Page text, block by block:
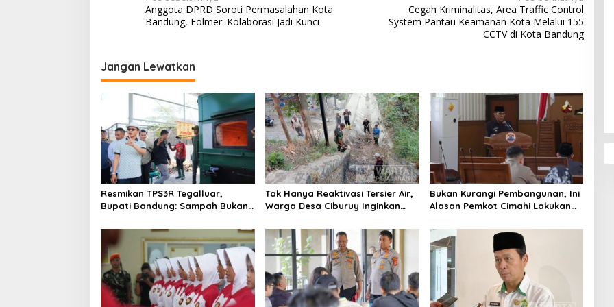
a
i
g
a
s
i
p
o
s
Anggota DPRD Soroti Permasalahan Kota
Bandung, Folmer: Kolaborasi Jadi Kunci
Cegah Kriminalitas, Area Traffic Control
System Pantau Keamanan Kota Melalui 155
CCTV di Kota Bandung
Jangan Lewatkan
Resmikan TPS3R Tegalluar,
Bupati Bandung: Sampah Bukan
Tak Hanya Reaktivasi Tersier Air,
Warga Desa Ciburuy Inginkan
Bukan Kurangi Pembangunan, Ini
Alasan Pemkot Cimahi Lakukan
Bikin Sekolah di Malaysia Tertarik
Mempelajarinya